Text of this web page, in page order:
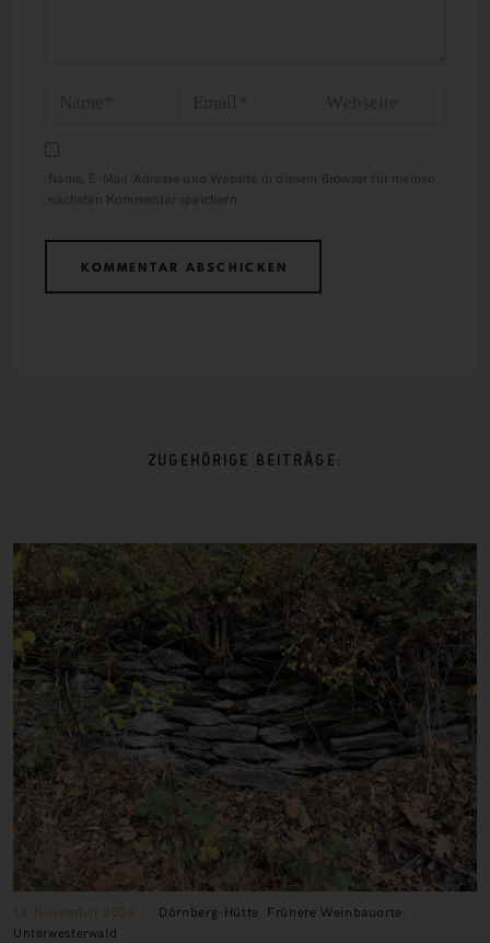
Name, E-Mail-Adresse und Website in diesem Browser für meinen
nächsten Kommentar speichern.
ZUGEHÖRIGE BEITRÄGE:
13. November 2025 Dörnberg-Hütte Frühere Weinbauorte
Unterwesterwald